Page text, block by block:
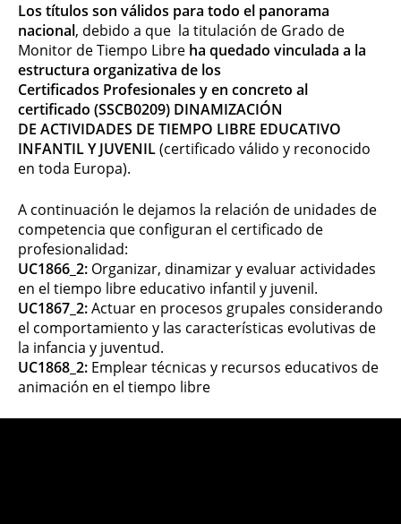
Los títulos son válidos para todo el panorama
nacional, debido a que la titulación de Grado de
Monitor de Tiempo Libre ha quedado vinculada a la
estructura organizativa de los
Certificados Profesionales y en concreto al
certificado (SSCB0209) DINAMIZACIÓN
DE ACTIVIDADES DE TIEMPO LIBRE EDUCATIVO
INFANTIL Y JUVENIL(certificado válido y reconocido
en toda Europa).
A continuación le dejamos la relación de unidades de
competencia que configuran el certificado de
profesionalidad:
UC1866_2: Organizar, dinamizar y evaluar actividades
en el tiempo libre educativo infantil y juvenil.
UC1867_2:Actuar en procesos grupales considerando
el comportamiento y las características evolutivas de
la infancia y juventud.
UC1868_2: Emplear técnicas y recursos educativos de
animación en el tiempo libre